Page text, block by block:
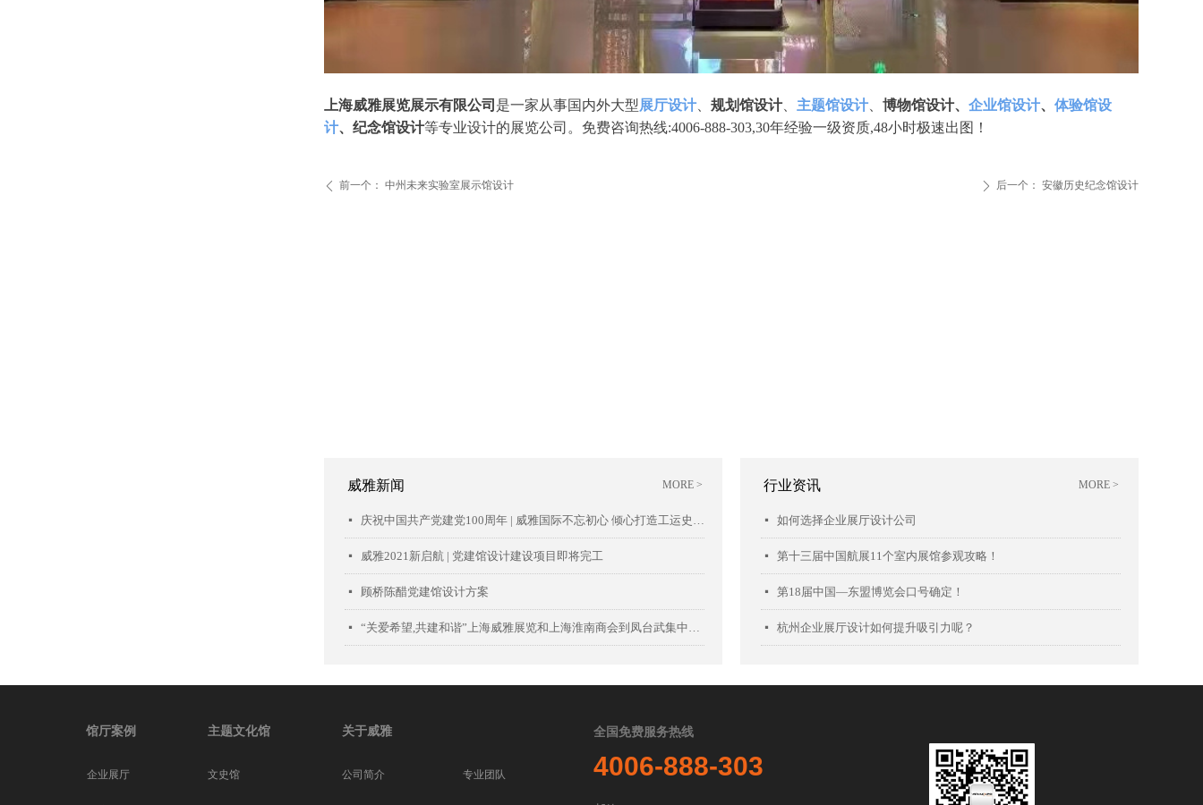
上海威雅展览展示有限公司 是一家从事国内外大型展厅设计 规划馆设计、 主题馆设计 博物馆设计、 企业馆设计、 体验馆设
计、纪念馆设计等专业设计的展览公司。免费咨询热线:4006-888-303,30年经验一级资质,48小时极速出图！
威雅新闻
넷 庆祝中国共产党建党100周年 | 威雅国际不忘初心 倾心打造工运史陈列馆项目落成开幕
넷 威雅2021新启航 | 党建馆设计建设项目即将完工
넷 顾桥陈醋党建馆设计方案
넷 “关爱希望,共建和谐”上海威雅展览和上海淮南商会到凤台武集中学慰问
MORE > 行业资讯
넷 如何选择企业展厅设计公司
넷 第十三届中国航展11个室内展馆参观攻略！
넷 第18届中国—东盟博览会口号确定！
넷 杭州企业展厅设计如何提升吸引力呢？
MORE >
ꄴ 前一个： 中州未来实验室展示馆设计 ꄲ 后一个： 安徽历史纪念馆设计
全国免费服务热线
4006-888-303
馆厅案例
企业展厅 文史馆
主题文化馆
公司简介
关于威雅
专业团队